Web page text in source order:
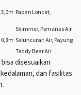
Papan Loncat,
Skimmer, Pemanas Air
0,8m Seluncuran Air, Payung
Teddy Bear Air
disesuaikan
dan fasilitas